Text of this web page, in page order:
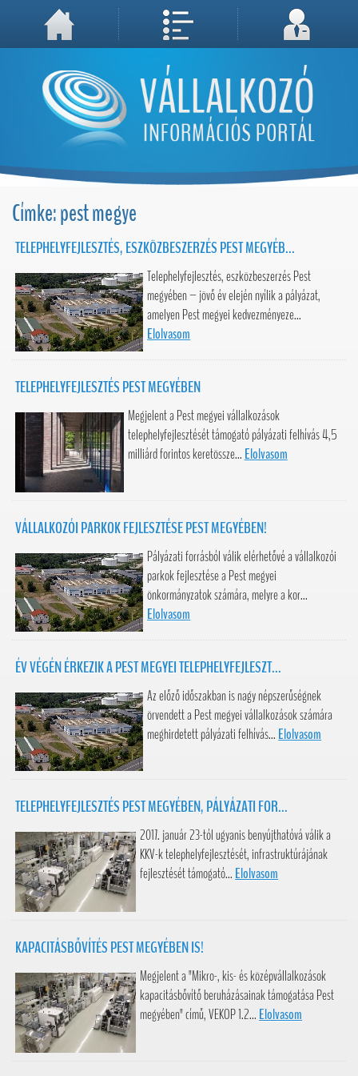
A weboldal használatával Ön elfogadja, hogy Cookie-kat (sütiket) tároljunk számítógépén. A sütik a weboldal megfelelő működéséhez
Megértettem, folytatás...
Címke: pest megye
TELEPHELYFEJLESZTÉS, ESZKÖZBESZERZÉS PEST MEGYÉB...
Telephelyfejlesztés, eszközbeszerzés Pest
megyében – jövő év elején nyílik a pályázat,
amelyen Pest megyei kedvezményeze...
Elolvasom
TELEPHELYFEJLESZTÉS PEST MEGYÉBEN
Megjelent a Pest megyei vállalkozások
telephelyfejlesztését támogató pályázati felhívás 4,5
milliárd forintos keretössze... Elolvasom
VÁLLALKOZÓI PARKOK FEJLESZTÉSE PEST MEGYÉBEN!
Pályázati forrásból válik elérhetővé a vállalkozói
parkok fejlesztése a Pest megyei
önkormányzatok számára, melyre a kor...
Elolvasom
ÉV VÉGÉN ÉRKEZIK A PEST MEGYEI TELEPHELYFEJLESZT...
Az előző időszakban is nagy népszerűségnek
örvendett a Pest megyei vállalkozások számára
meghirdetett pályázati felhívás... Elolvasom
TELEPHELYFEJLESZTÉS PEST MEGYÉBEN, PÁLYÁZATI FOR...
2017. január 23-tól ugyanis benyújthatóvá válik a
KKV-k telephelyfejlesztését, infrastruktúrájának
fejlesztését támogató... Elolvasom
KAPACITÁSBŐVÍTÉS PEST MEGYÉBEN IS!
Megjelent a "Mikro-, kis- és középvállalkozások
kapacitásbővítő beruházásainak támogatása Pest
megyében" című, VEKOP 1.2... Elolvasom